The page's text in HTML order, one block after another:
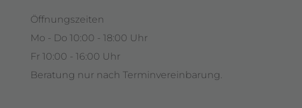
Öffnungszeiten
Mo - Do 10:00 - 18:00 Uhr
Fr 10:00 - 16:00 Uhr
Beratung nur nach Terminvereinbarung.